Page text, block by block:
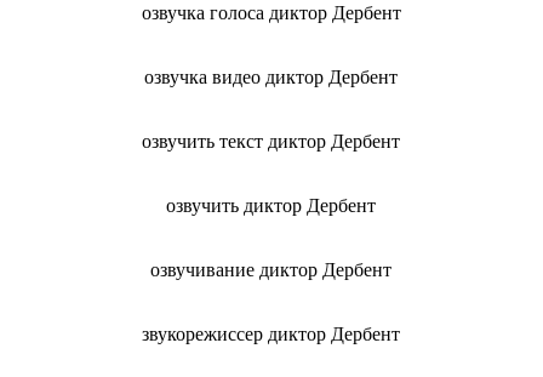
озвучка голоса диктор Дербент
озвучка видео диктор Дербент
озвучить текст диктор Дербент
озвучить диктор Дербент
озвучивание диктор Дербент
звукорежиссер диктор Дербент